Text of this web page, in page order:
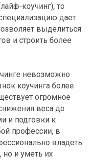
коучинг), то
дает
выделиться
и строить более
невозможно
коучинга более
огромное
веса до
и подговки к
профессии, в
владеть
и уметь их